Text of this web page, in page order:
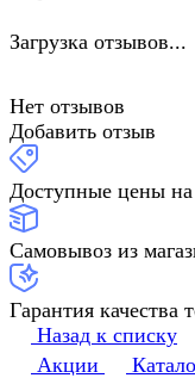
Загрузка отзывов...
Нет отзывов
Добавить отзыв
Доступные цены
Самовывоз из
Гарантия качества
Назад к списку
Акции